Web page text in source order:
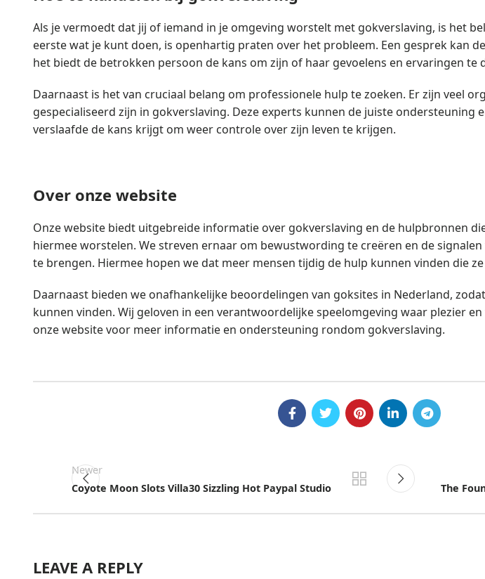
Als je vermoedt dat jij of iemand in je omgeving worstelt met gokverslaving, is het
eerste wat je kunt doen, is openhartig praten over het probleem. Een gesprek kan
het biedt de betrokken persoon de kans om zijn of haar gevoelens en ervaringen te
Daarnaast is het van cruciaal belang om professionele hulp te zoeken. Er zijn veel
gespecialiseerd zijn in gokverslaving. Deze experts kunnen de juiste ondersteuning
verslaafde de kans krijgt om weer controle over zijn leven te krijgen.
Over onze website
Onze website biedt uitgebreide informatie over gokverslaving en de hulpbronnen
hiermee worstelen. We streven ernaar om bewustwording te creëren en de
te brengen. Hiermee hopen we dat meer mensen tijdig de hulp kunnen vinden die
Daarnaast bieden we onafhankelijke beoordelingen van goksites in Nederland,
kunnen vinden. Wij geloven in een verantwoordelijke speelomgeving waar plezier
onze website voor meer informatie en ondersteuning rondom gokverslaving.
Newer
Coyote Moon Slots Villa30 Sizzling Hot Paypal Studio
The
LEAVE A REPLY